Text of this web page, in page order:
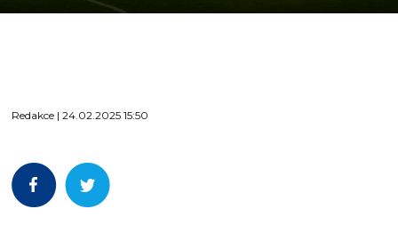
Redakce | 24.02.2025 15:50